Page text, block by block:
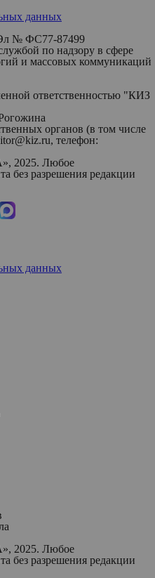
данных
№ ФС77-87499
по надзору в сфере
и массовых коммуникаций
ответственностью "КИЗ
органов (в том числе
телефон:
2025. Любое
без разрешения редакции
данных
2025. Любое
без разрешения редакции